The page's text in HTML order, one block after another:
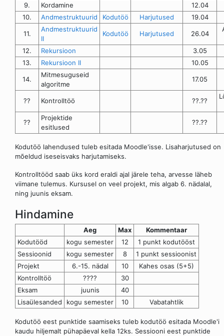
9.
Kordamine
12.04
10.
Andmestruktuurid Kodutöö Harjutused 19.04
11.
Andmestruktuurid
II
Kodutöö Harjutused 26.04
12. Rekursioon
3.05
13.
Rekursioon II 10.05
14.
Mitmesuguseid
algoritme
17.05
?? Kontrolltöö ??.??
??
Projektide
esitlused
??.??
Kodutöö lahendused tuleb esitada Moodle'isse. Lisaharjutused on
mõeldud iseseisvaks harjutamiseks.
Kontrolltööd saab üks kord eraldi ajal järele teha, arvesse läheb
viimane tulemus. Kursusel on veel projekt, mis algab 6. nädalal,
ning juunis eksam.
Hindamine
Aeg Max
Kommentaar
Kodutööd
kogu semester 12
1 punkt kodutööst
Sessioonid
kogu semester 8
1 punkt sessioonist
Projekt
6.-15. nädal 10
Kahes osas (5+5)
Kontrolltöö
????
30
Eksam
juunis
40
Lisaülesanded
kogu semester 10 Vabatahtlik
Kodutöö eest punktide saamiseks tuleb kodutöö esitada Moodle'i
kaudu hiljemalt pühapäeval kella 12ks. Sessiooni eest punktide